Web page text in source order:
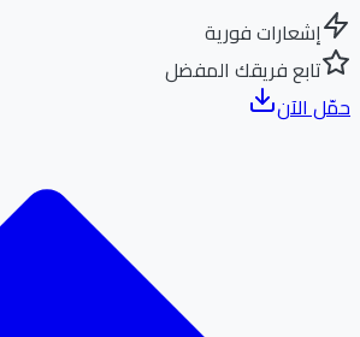
إشعارات فورية
تابع فريقك المفضل
الآن